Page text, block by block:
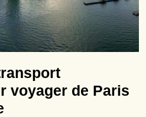
voyager de Paris